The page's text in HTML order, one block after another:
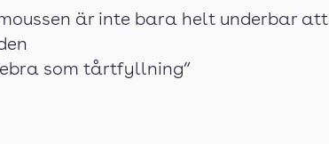
är inte bara helt underbar att
som tårtfyllning”